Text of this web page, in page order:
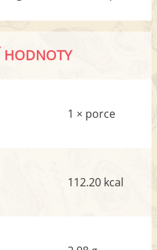
HODNOTY
1 × porce
112.20 kcal